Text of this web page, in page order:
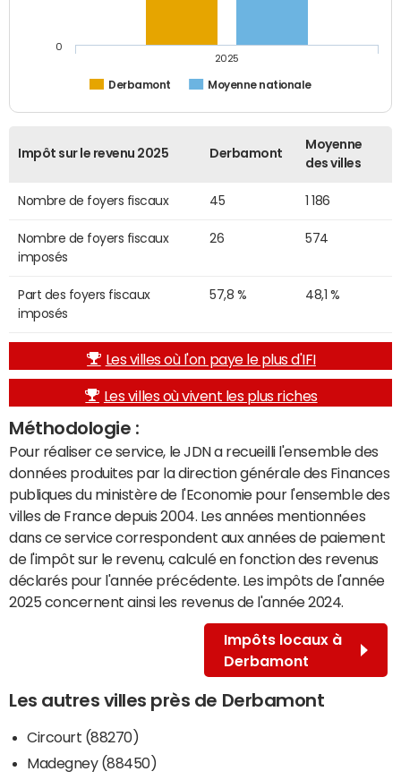
Derbamont Moyenne nationale
2025
0
Impôt sur le revenu 2025 Derbamont
Moyenne
des villes
Nombre de foyers fiscaux 45 1 186
Nombre de foyers fiscaux
imposés
26 574
Part des foyers fiscaux
imposés
57,8 % 48,1 %
Les villes où l'on paye le plus d'IFI
Les villes où vivent les plus riches
Méthodologie :
Pour réaliser ce service, le JDN a recueilli l'ensemble des
données produites par la direction générale des Finances
publiques du ministère de l'Economie pour l'ensemble des
villes de France depuis 2004. Les années mentionnées
dans ce service correspondent aux années de paiement
de l'impôt sur le revenu, calculé en fonction des revenus
déclarés pour l'année précédente. Les impôts de l'année
2025 concernent ainsi les revenus de l'année 2024.
Impôts locaux à
Derbamont
Les autres villes près de Derbamont
Circourt (88270)
Madegney (88450)